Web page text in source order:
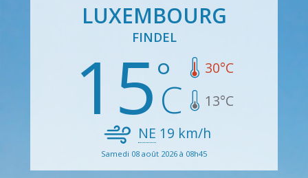
LUXEMBOURG
FINDEL
15 30°C
13°C
NE 19 km/h
Samedi 08 août 2026 à 08h45